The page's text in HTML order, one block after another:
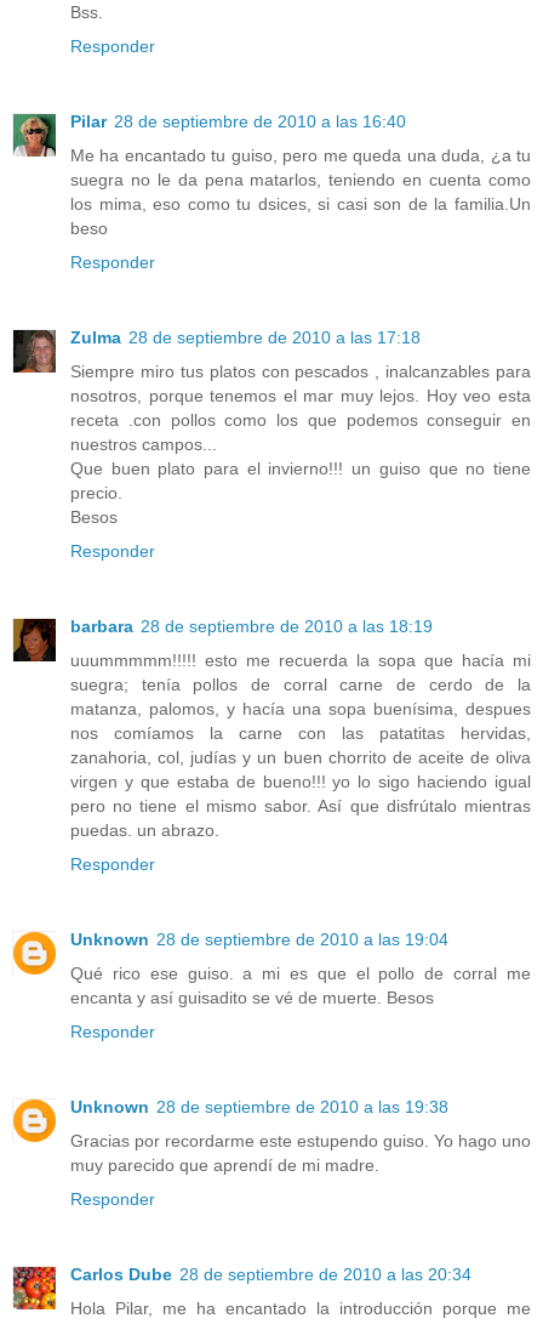
Bss.
Responder
Pilar 28 de septiembre de 2010 a las 16:40
Me ha encantado tu guiso, pero me queda una duda, ¿a tu
suegra no le da pena matarlos, teniendo en cuenta como
los mima, eso como tu dsices, si casi son de la familia.Un
beso
Responder
Zulma 28 de septiembre de 2010 a las 17:18
Siempre miro tus platos con pescados , inalcanzables para
nosotros, porque tenemos el mar muy lejos. Hoy veo esta
receta .con pollos como los que podemos conseguir en
nuestros campos...
Que buen plato para el invierno!!! un guiso que no tiene
precio.
Besos
Responder
barbara 28 de septiembre de 2010 a las 18:19
uuummmmm!!!!! esto me recuerda la sopa que hacía mi
suegra; tenía pollos de corral carne de cerdo de la
matanza, palomos, y hacía una sopa buenísima, despues
nos comíamos la carne con las patatitas hervidas,
zanahoria, col, judías y un buen chorrito de aceite de oliva
virgen y que estaba de bueno!!! yo lo sigo haciendo igual
pero no tiene el mismo sabor. Así que disfrútalo mientras
puedas. un abrazo.
Responder
Unknown 28 de septiembre de 2010 a las 19:04
Qué rico ese guiso. a mi es que el pollo de corral me
encanta y así guisadito se vé de muerte. Besos
Responder
Unknown 28 de septiembre de 2010 a las 19:38
Gracias por recordarme este estupendo guiso. Yo hago uno
muy parecido que aprendí de mi madre.
Responder
Carlos Dube 28 de septiembre de 2010 a las 20:34
Hola Pilar, me ha encantado la introducción porque me